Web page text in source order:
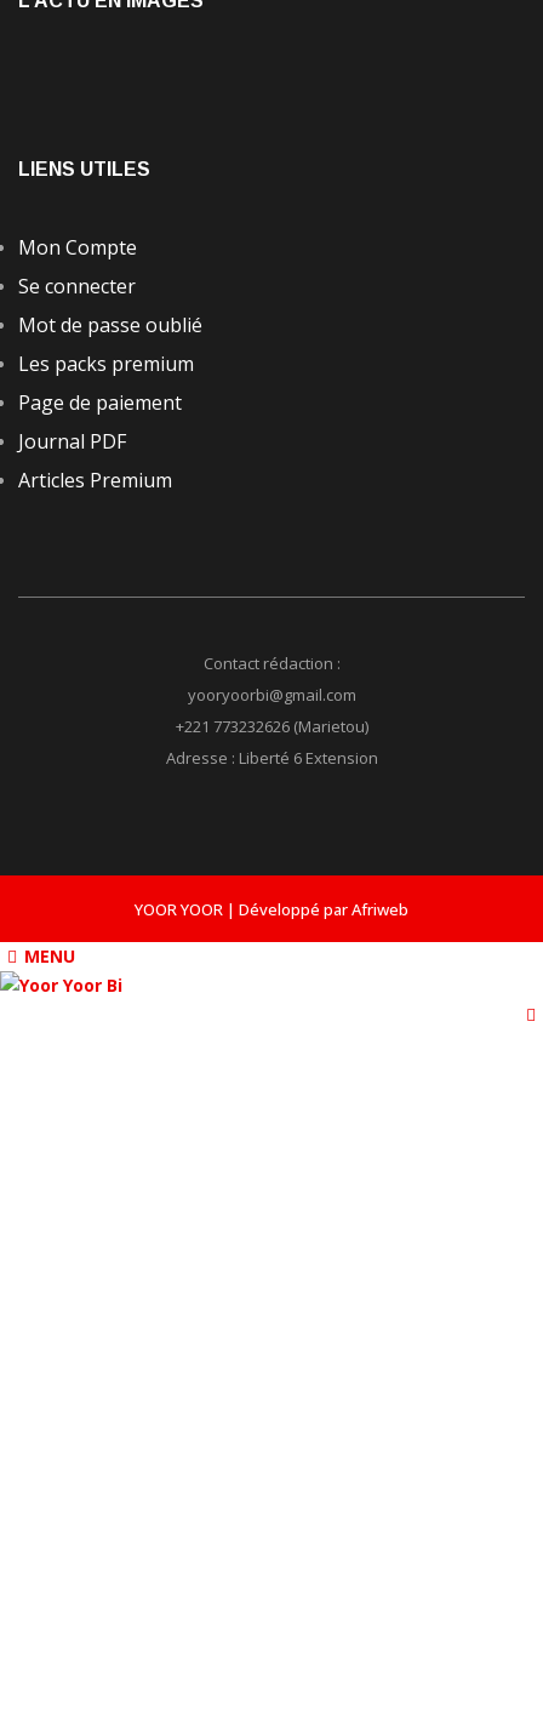
LIENS UTILES
Mon Compte
Se connecter
Mot de passe oublié
Les packs premium
Page de paiement
Journal PDF
Articles Premium
Contact rédaction :
yooryoorbi@gmail.com
+221 773232626 (Marietou)
Adresse : Liberté 6 Extension
YOOR YOOR | Développé par Afriweb
MENU